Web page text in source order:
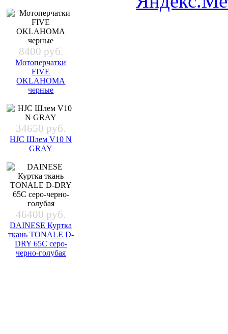
8400 руб.
Мотоперчатки
FIVE
OKLAHOMA
черные
34650 руб.
HJC Шлем V10 N
GRAY
46400 руб.
DAINESE Куртка
ткань TONALE D-
DRY 65C серо-
черно-голубая